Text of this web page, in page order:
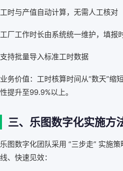
工时与产值自动计算，无需人工核对
工厂工作时长由系统统一维护，填报
支持批量导入标准工时数据
业务价值：工时核算时间从“数天”缩
性提升至99.9%以上。
三、乐图数字化实施方
乐图数字化团队采用 “三步走” 实施
线、快速见效：